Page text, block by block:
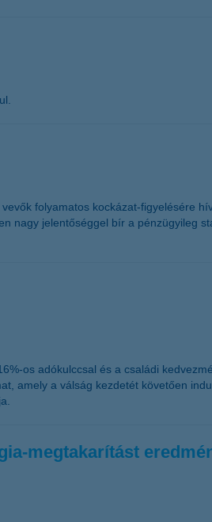
folyamatos kockázat-figyelésére
nagy jelentőséggel bír a pénzügyileg
os adókulccsal és a családi
amely a válság kezdetét követően
megtakarítást